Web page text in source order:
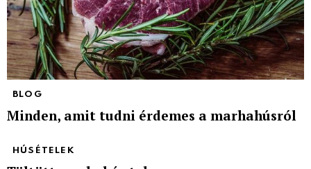
BLOG
Minden, amit tudni érdemes a marhahúsról
HÚSÉTELEK